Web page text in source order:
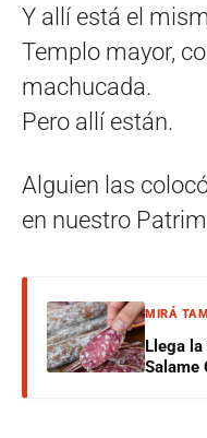
Y allí está el
Templo mayor,
machucada.
Pero allí están.
Alguien las
en nuestro
MIRÁ
Llega
Salame